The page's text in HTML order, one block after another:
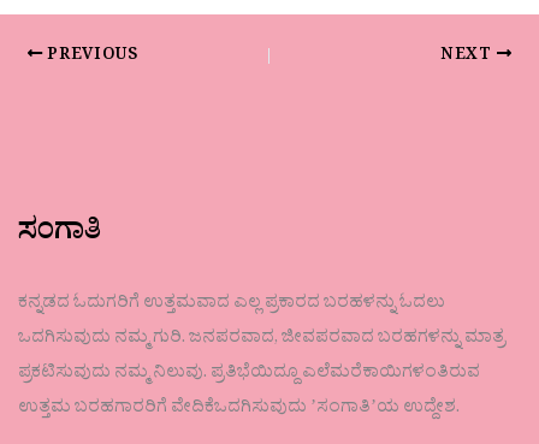
PREVIOUS NEXT
ಸಂಗಾತಿ
ಕನ್ನಡದ ಓದುಗರಿಗೆ ಉತ್ತಮವಾದ ಎಲ್ಲ ಪ್ರಕಾರದ ಬರಹಳನ್ನು ಓದಲು
ಒದಗಿಸುವುದು ನಮ್ಮ ಗುರಿ. ಜನಪರವಾದ, ಜೀವಪರವಾದ ಬರಹಗಳನ್ನು ಮಾತ್ರ
ಪ್ರಕಟಿಸುವುದು ನಮ್ಮ ನಿಲುವು. ಪ್ರತಿಭೆಯಿದ್ದೂ ಎಲೆಮರೆಕಾಯಿಗಳಂತಿರುವ
ಉತ್ತಮ ಬರಹಗಾರರಿಗೆ ವೇದಿಕೆಒದಗಿಸುವುದು ʼಸಂಗಾತಿʼಯ ಉದ್ದೇಶ.